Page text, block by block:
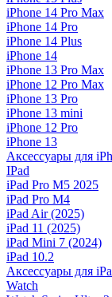
iPhone 14 Pro Max
iPhone 14 Pro
iPhone 14 Plus
iPhone 14
iPhone 13 Pro Max
iPhone 12 Pro Max
iPhone 13 Pro
iPhone 13 mini
iPhone 12 Pro
iPhone 13
Аксессуары для
IPad
iPad Pro M5 2025
iPad Pro M4
iPad Air (2025)
iPad 11 (2025)
iPad Mini 7 (2024)
iPad 10.2
Аксессуары для
Watch